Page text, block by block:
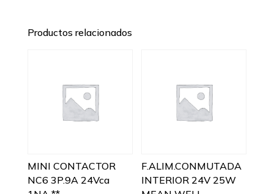
Productos relacionados
MINI CONTACTOR
NC6 3P.9A 24Vca
F.ALIM.CONMUTADA
INTERIOR 24V 25W